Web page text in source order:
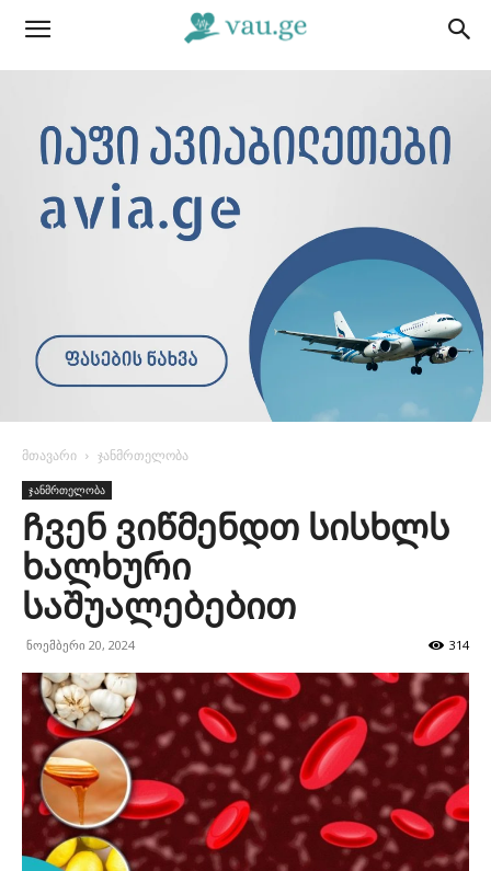
მთავარი ჯანმრთელობა
ჯანმრთელობა
Ჩვენ ვიწმენდთ სისხლს
ხალხური
საშუალებებით
ნოემბერი 20, 2024 314